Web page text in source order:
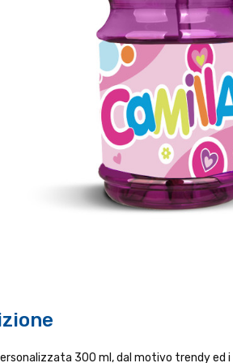
300 ml, dal motivo trendy ed